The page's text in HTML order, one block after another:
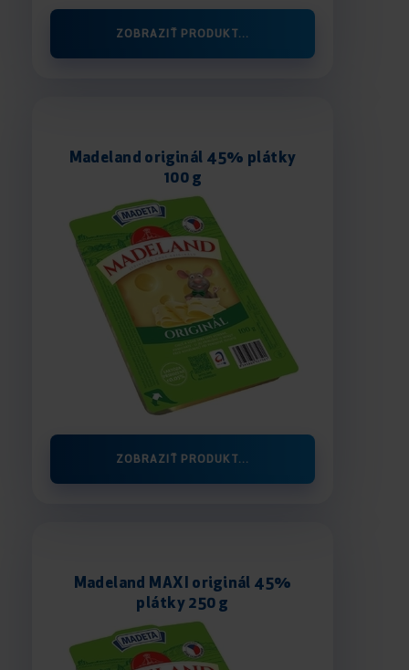
ZOBRAZIŤ PRODUKT...
Madeland originál 45% plátky
100 g
ZOBRAZIŤ PRODUKT...
Madeland MAXI originál 45%
plátky 250 g